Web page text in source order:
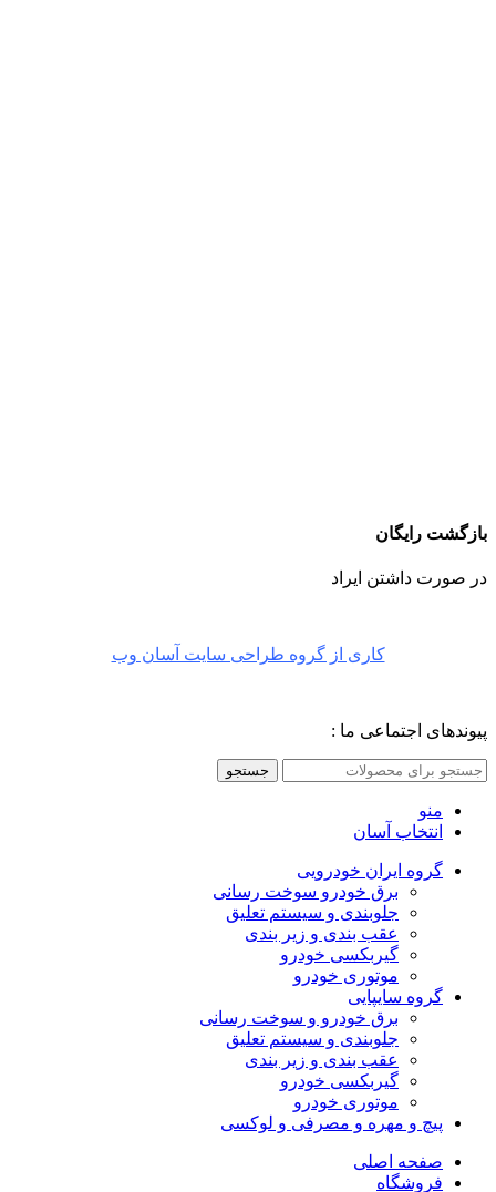
بازگشت رایگان
در صورت داشتن ایراد
کاری از گروه طراحی سایت آسان وب
پیوندهای اجتماعی ما :
جستجو
منو
انتخاب آسان
گروه ایران خودرویی
برق خودرو سوخت رسانی
جلوبندی و سیستم تعلیق
عقب بندی و زیر بندی
گیربکسی خودرو
موتوری خودرو
گروه سایپایی
برق خودرو و سوخت رسانی
جلوبندی و سیستم تعلیق
عقب بندی و زیر بندی
گیربکسی خودرو
موتوری خودرو
پیچ و مهره و مصرفی و لوکسی
صفحه اصلی
فروشگاه